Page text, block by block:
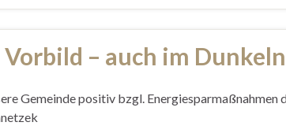
– auch im Dunkeln
Gemeinde positiv bzgl. Energiesparmaßnahmen